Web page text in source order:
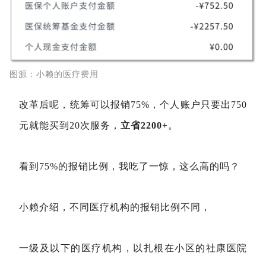
图源：小赖的医疗费用
改革后呢，统筹可以报销75%，个人账户只要出750
元就能买到20次服务， 立省2200+。
看到75%的报销比例，我吃了一惊，这么高的吗？
小赖介绍，不同医疗机构的报销比例不同，
一级及以下的医疗机构，以扎根在小区的社康医院